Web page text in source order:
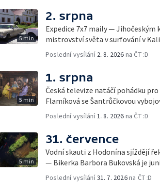
5 min
2. srpna
Expedice 7x7 maily —
mistrovství světa v surfování v
Poslední vysílání 2. 8. 2026 na ČT :D
5 min
1. srpna
Česká televize natáčí pohádku
Flamíková se Šantrůčkovou
Poslední vysílání 1. 8. 2026 na ČT :D
5 min
31. července
Vodní skauti z Hodonína sjíždějí
— Bikerka Barbora Bukovská je
Poslední vysílání31. 7. 2026na ČT :D